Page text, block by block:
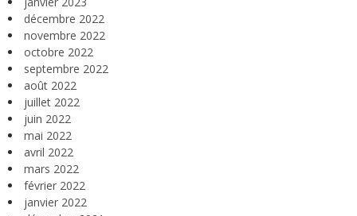
décembre 2022
novembre 2022
octobre 2022
septembre 2022
août 2022
juillet 2022
juin 2022
mai 2022
avril 2022
mars 2022
février 2022
janvier 2022